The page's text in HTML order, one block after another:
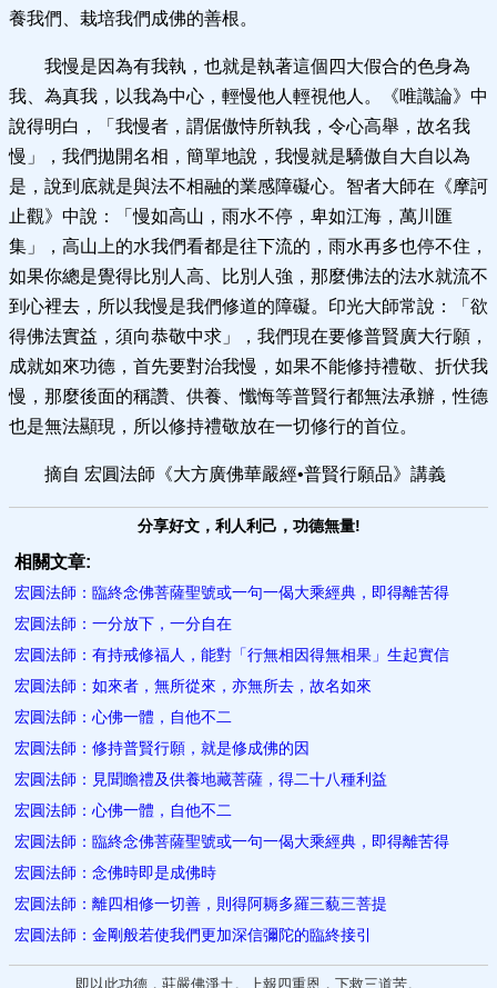
養我們、栽培我們成佛的善根。
我慢是因為有我執，也就是執著這個四大假合的色身為
我、為真我，以我為中心，輕慢他人輕視他人。《唯識論》中
說得明白，「我慢者，謂倨傲恃所執我，令心高舉，故名我
慢」，我們拋開名相，簡單地說，我慢就是驕傲自大自以為
是，說到底就是與法不相融的業感障礙心。智者大師在《摩訶
止觀》中說：「慢如高山，雨水不停，卑如江海，萬川匯
集」，高山上的水我們看都是往下流的，雨水再多也停不住，
如果你總是覺得比別人高、比別人強，那麼佛法的法水就流不
到心裡去，所以我慢是我們修道的障礙。印光大師常說：「欲
得佛法實益，須向恭敬中求」，我們現在要修普賢廣大行願，
成就如來功德，首先要對治我慢，如果不能修持禮敬、折伏我
慢，那麼後面的稱讚、供養、懺悔等普賢行都無法承辦，性德
也是無法顯現，所以修持禮敬放在一切修行的首位。
摘自 宏圓法師《大方廣佛華嚴經•普賢行願品》講義
分享好文，利人利己，功德無量!
相關文章:
宏圓法師：臨終念佛菩薩聖號或一句一偈大乘經典，即得離苦得
宏圓法師：一分放下，一分自在
宏圓法師：有持戒修福人，能對「行無相因得無相果」生起實信
宏圓法師：如來者，無所從來，亦無所去，故名如來
宏圓法師：心佛一體，自他不二
宏圓法師：修持普賢行願，就是修成佛的因
宏圓法師：見聞瞻禮及供養地藏菩薩，得二十八種利益
宏圓法師：心佛一體，自他不二
宏圓法師：臨終念佛菩薩聖號或一句一偈大乘經典，即得離苦得
宏圓法師：念佛時即是成佛時
宏圓法師：離四相修一切善，則得阿耨多羅三藐三菩提
宏圓法師：金剛般若使我們更加深信彌陀的臨終接引
即以此功德，莊嚴佛淨土。上報四重恩，下救三道苦。